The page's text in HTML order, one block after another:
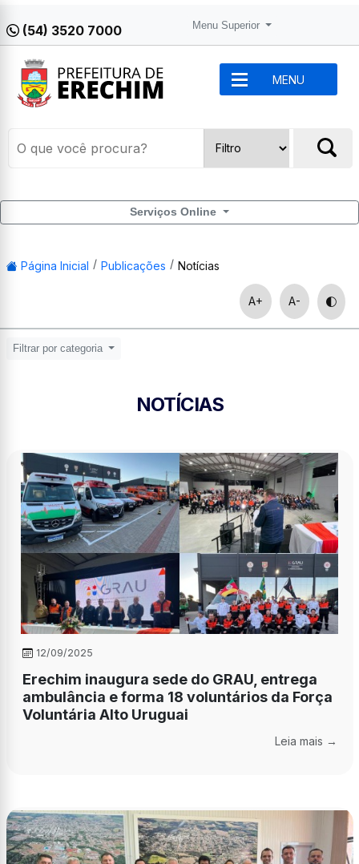
(54) 3520 7000 Menu Superior
MENU
Serviços Online
Página Inicial Publicações Notícias
A+ A-
Filtrar por categoria
NOTÍCIAS
12/09/2025
Erechim inaugura sede do GRAU, entrega
ambulância e forma 18 voluntários da Força
Voluntária Alto Uruguai
Leia mais →